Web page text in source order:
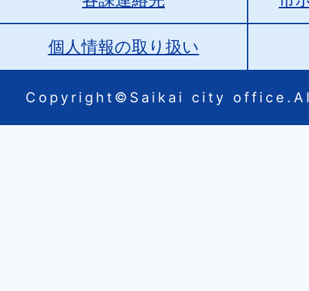
個人情報の取り扱い
Copyright©Saikai city